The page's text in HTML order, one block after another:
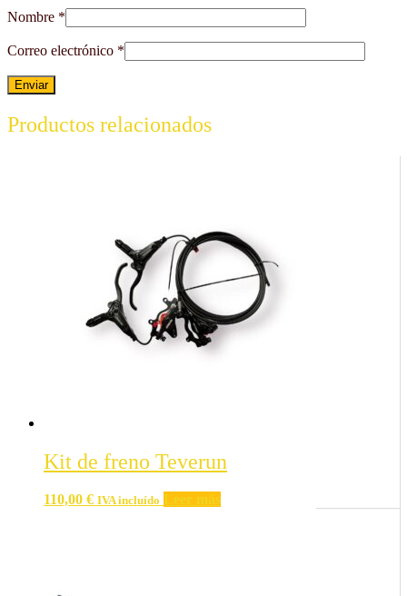
Nombre *
Correo electrónico *
Productos relacionados
Kit de freno Teverun
110,00 € IVA incluído